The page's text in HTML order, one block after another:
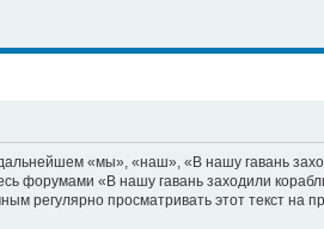
«мы», «наш», «В нашу гавань
форумами «В нашу гавань заходили
регулярно просматривать этот текст